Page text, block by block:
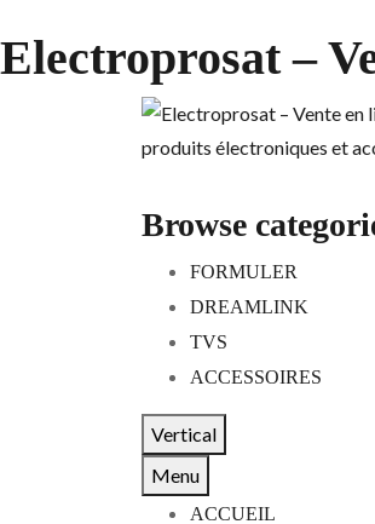
Electroprosat –
Browse
FORMULER
DREAMLINK
TVS
ACCESSOIRES
Vertical
Menu
ACCUEIL